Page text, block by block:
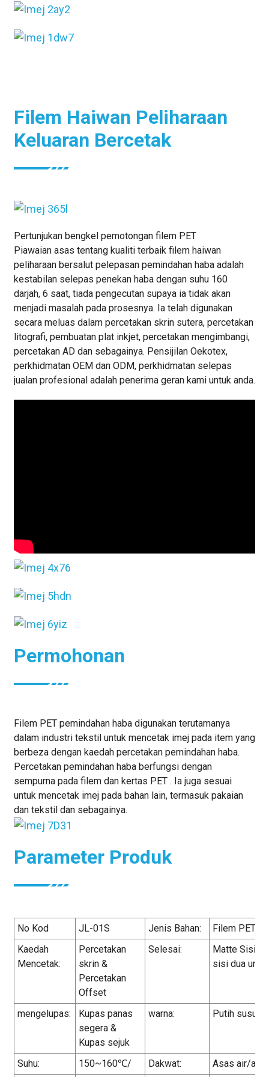
Filem Haiwan Peliharaan
Keluaran Bercetak
Pertunjukan bengkel pemotongan filem PET
Piawaian asas tentang kualiti terbaik filem haiwan
peliharaan bersalut pelepasan pemindahan haba adalah
kestabilan selepas penekan haba dengan suhu 160
darjah, 6 saat, tiada pengecutan supaya ia tidak akan
menjadi masalah pada prosesnya. Ia telah digunakan
secara meluas dalam percetakan skrin sutera, percetakan
litografi, pembuatan plat inkjet, percetakan mengimbangi,
percetakan AD dan sebagainya. Pensijilan Oekotex,
perkhidmatan OEM dan ODM, perkhidmatan selepas
jualan profesional adalah penerima geran kami untuk anda.
Permohonan
Filem PET pemindahan haba digunakan terutamanya
dalam industri tekstil untuk mencetak imej pada item yang
berbeza dengan kaedah percetakan pemindahan haba.
Percetakan pemindahan haba berfungsi dengan
sempurna pada filem dan kertas PET . Ia juga sesuai
untuk mencetak imej pada bahan lain, termasuk pakaian
dan tekstil dan sebagainya.
Parameter Produk
No Kod JL-01S Jenis Bahan:
Filem PET
Kaedah
Mencetak:
Percetakan
skrin &
Percetakan
Offset
Selesai:
Matte Sisi
sisi dua
mengelupas:
Kupas panas
segera &
Kupas sejuk
warna: Putih susu
Suhu: 150~160℃/ Dakwat: Asas air/